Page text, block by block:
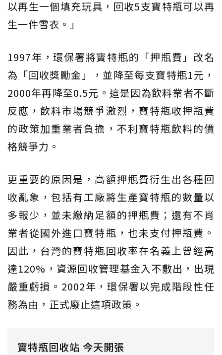
以再生一個填充玩具，回收5支寶特瓶可以再
生一件雪衣。」
1997年，環保署將寶特瓶的「押瓶費」改名
為「回收獎勵金」，並降至每支寶特瓶1元，
2000年再降至0.5元。這是因為飲料業者不斷
反應，飲料市場競爭激烈，寶特瓶收押瓶費
的政策加重業者負擔，不利寶特瓶飲料的價
格競爭力。
更重要的原因是，高額押瓶費衍生出各種回
收亂象，包括有工廠將生產寶特瓶的數量以
多報少，並未繳納足額的押瓶費；還有不肖
業者從國外進口寶特瓶，也未支付押瓶費。
因此，台灣的寶特瓶回收率在名義上曾經高
達120%，資源回收管理基金入不敷出，出現
嚴重虧損。2002年，環保署以完成階段性任
務為由，正式廢止這項政策。
寶特瓶回收站 今天開張